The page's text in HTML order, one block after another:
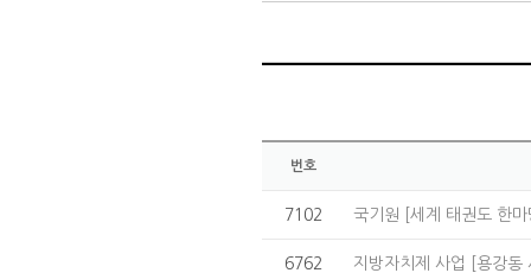
번호
7102 국기원 [세계 태권도 한
6762 지방자치제 사업 [용강